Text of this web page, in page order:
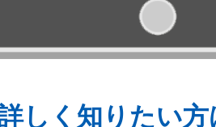
しく知りたい